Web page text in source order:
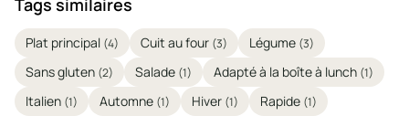
Tags similaires
Plat principal (4) Cuit au four (3) Légume (3)
Sans gluten (2) Salade (1) Adapté à la boîte à lunch (1)
Italien (1) Automne (1) Hiver (1) Rapide (1)